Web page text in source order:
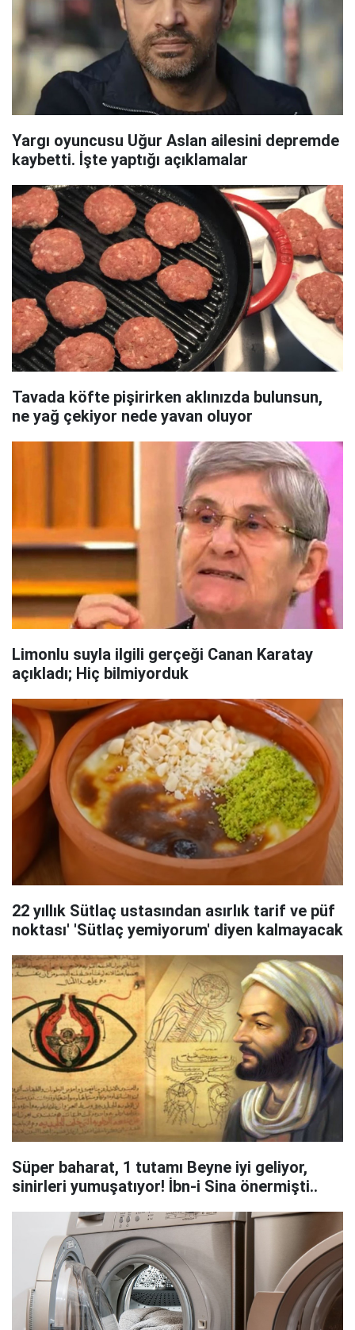
Yargı oyuncusu Uğur Aslan ailesini depremde
kaybetti. İşte yaptığı açıklamalar
Tavada köfte pişirirken aklınızda bulunsun,
ne yağ çekiyor nede yavan oluyor
Limonlu suyla ilgili gerçeği Canan Karatay
açıkladı; Hiç bilmiyorduk
22 yıllık Sütlaç ustasından asırlık tarif ve püf
noktası' 'Sütlaç yemiyorum' diyen kalmayacak
Süper baharat, 1 tutamı Beyne iyi geliyor,
sinirleri yumuşatıyor! İbn-i Sina önermişti..